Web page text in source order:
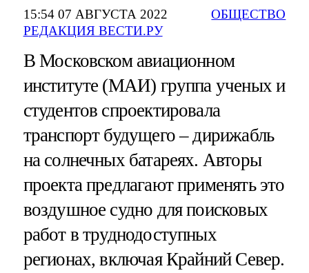
15:54 07 АВГУСТА 2022
РЕДАКЦИЯ ВЕСТИ.РУ
ОБЩЕСТВО
В Московском авиационном
институте (МАИ) группа ученых и
студентов спроектировала
транспорт будущего – дирижабль
на солнечных батареях. Авторы
проекта предлагают применять это
воздушное судно для поисковых
работ в труднодоступных
регионах, включая Крайний Север.